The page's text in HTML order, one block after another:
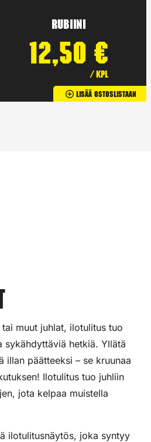
Rubiini
12,50 €
/ kpl
Lisää Ostoslistaan
muut juhlat, ilotulitus tuo
sykähdyttäviä hetkiä. Yllätä
illan päätteeksi – se kruunaa
Ilotulitus tuo juhliin
jota kelpaa muistella
ilotulitusnäytös, joka syntyy